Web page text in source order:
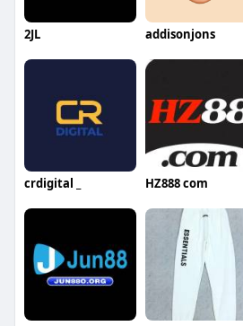
2JL addisonjons
crdigital _ HZ888 com